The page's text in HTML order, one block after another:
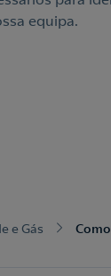
equipa.
e Gás